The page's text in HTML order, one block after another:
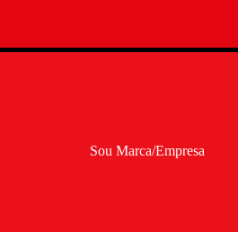
Sou Marca/Empresa